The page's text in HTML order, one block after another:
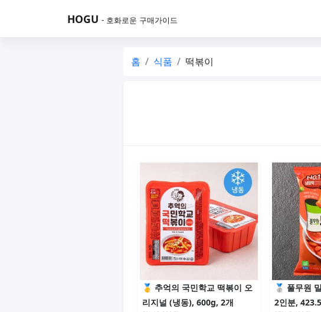
HOGU - 호화로운 구매가이드
홈 식품 떡볶이
추억의 국민학교 떡볶이 오
리지널 (냉동), 600g, 2개
풀무원
2인분,